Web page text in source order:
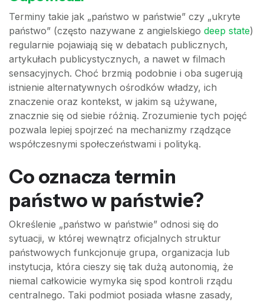
Terminy takie jak „państwo w państwie” czy „ukryte
państwo” (często nazywane z angielskiego deep state)
regularnie pojawiają się w debatach publicznych,
artykułach publicystycznych, a nawet w filmach
sensacyjnych. Choć brzmią podobnie i oba sugerują
istnienie alternatywnych ośrodków władzy, ich
znaczenie oraz kontekst, w jakim są używane,
znacznie się od siebie różnią. Zrozumienie tych pojęć
pozwala lepiej spojrzeć na mechanizmy rządzące
współczesnymi społeczeństwami i polityką.
Co oznacza termin
państwo w państwie?
Określenie „państwo w państwie” odnosi się do
sytuacji, w której wewnątrz oficjalnych struktur
państwowych funkcjonuje grupa, organizacja lub
instytucja, która cieszy się tak dużą autonomią, że
niemal całkowicie wymyka się spod kontroli rządu
centralnego. Taki podmiot posiada własne zasady,